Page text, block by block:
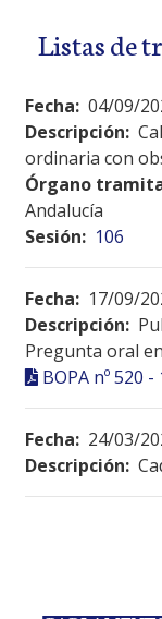
Listas de
Fecha: 04/09/
Descripción:
ordinaria con
Órgano
Andalucía
Sesión: 106
Fecha: 17/09/
Descripción:
Pregunta oral
BOPA nº 520
Fecha: 24/03/
Descripción: